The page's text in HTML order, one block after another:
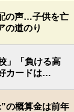
の声…子供を亡
の道のり
」「負ける高
カードは…
の概算金は前年